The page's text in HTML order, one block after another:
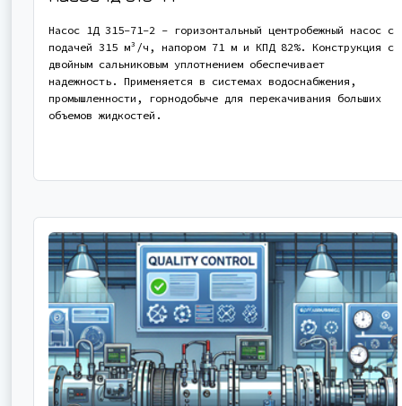
Насос 1Д 315-71-2 - горизонтальный центробежный насос с
подачей 315 м³/ч, напором 71 м и КПД 82%. Конструкция с
двойным сальниковым уплотнением обеспечивает
надежность. Применяется в системах водоснабжения,
промышленности, горнодобыче для перекачивания больших
объемов жидкостей.